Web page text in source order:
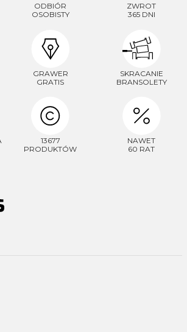
ODBIÓR
OSOBISTY
ZWROT
365 DNI
GRAWER
GRATIS
SKRACANIE
BRANSOLETY
13677
PRODUKTÓW
NAWET
60 RAT